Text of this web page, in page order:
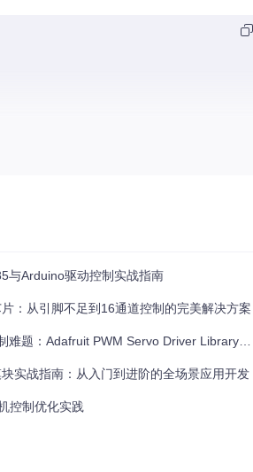
准时钟，通过分频器可配置出24Hz至1526H
与Arduino驱动控制实战指南
：从引脚不足到16通道控制的完美解决方案
题：Adafruit PWM Servo Driver Library全攻略
实战指南：从入门到进阶的全场景应用开发
控制优化实践